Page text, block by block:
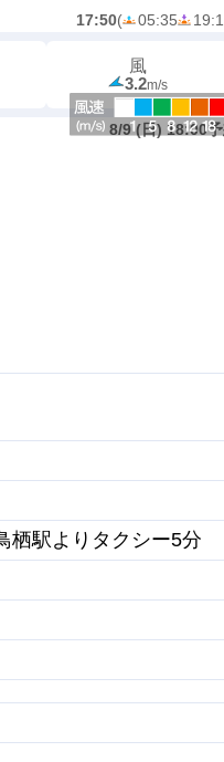
17:50( 05:35
風
3.2m/s
8/9 (日) 18:00
栖駅よりタクシー5分